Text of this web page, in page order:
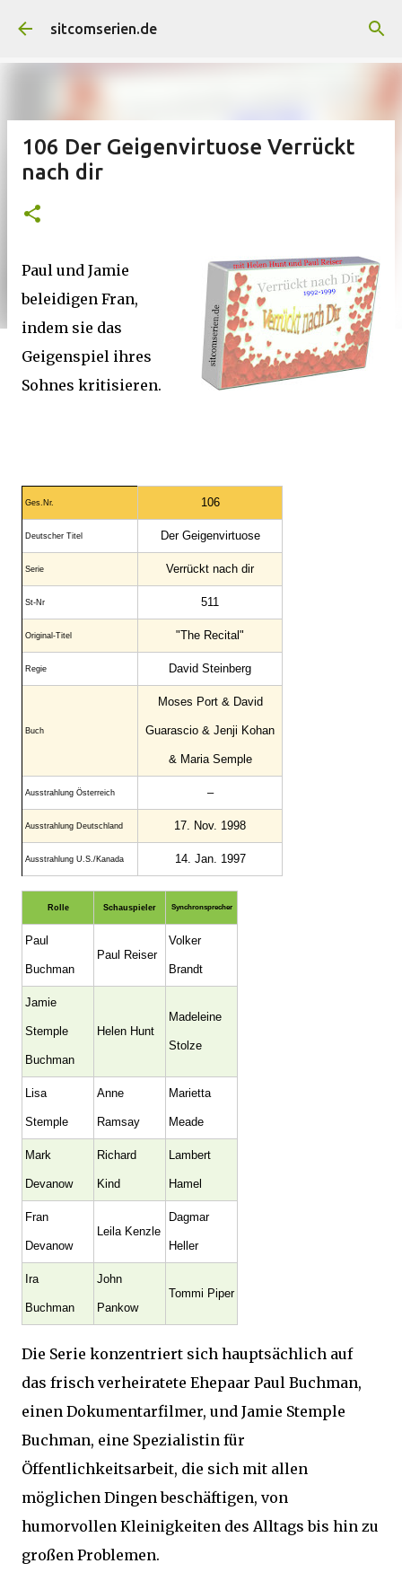
Direkt zum Hauptbereich
sitcomserien.de
106 Der Geigenvirtuose Verrückt
nach dir
Paul und Jamie
beleidigen Fran,
indem sie das
Geigenspiel ihres
Sohnes kritisieren.
Ges.Nr. 106
Deutscher Titel Der Geigenvirtuose
Serie Verrückt nach dir
St-Nr 511
Original-Titel "The Recital"
Regie David Steinberg
Buch
Moses Port & David
Guarascio & Jenji Kohan
& Maria Semple
Ausstrahlung Österreich –
Ausstrahlung Deutschland 17. Nov. 1998
Ausstrahlung U.S./Kanada 14. Jan. 1997
Rolle Schauspieler Synchronsprecher
Paul
Buchman
Paul Reiser
Volker
Brandt
Jamie
Stemple
Buchman
Helen Hunt
Madeleine
Stolze
Lisa
Stemple
Anne
Ramsay
Marietta
Meade
Mark
Devanow
Richard
Kind
Lambert
Hamel
Fran
Devanow
Leila Kenzle
Dagmar
Heller
Ira
Buchman
John
Pankow
Tommi Piper
Die Serie konzentriert sich hauptsächlich auf
das frisch verheiratete Ehepaar Paul Buchman,
einen Dokumentarfilmer, und Jamie Stemple
Buchman, eine Spezialistin für
Öffentlichkeitsarbeit, die sich mit allen
möglichen Dingen beschäftigen, von
humorvollen Kleinigkeiten des Alltags bis hin zu
großen Problemen.